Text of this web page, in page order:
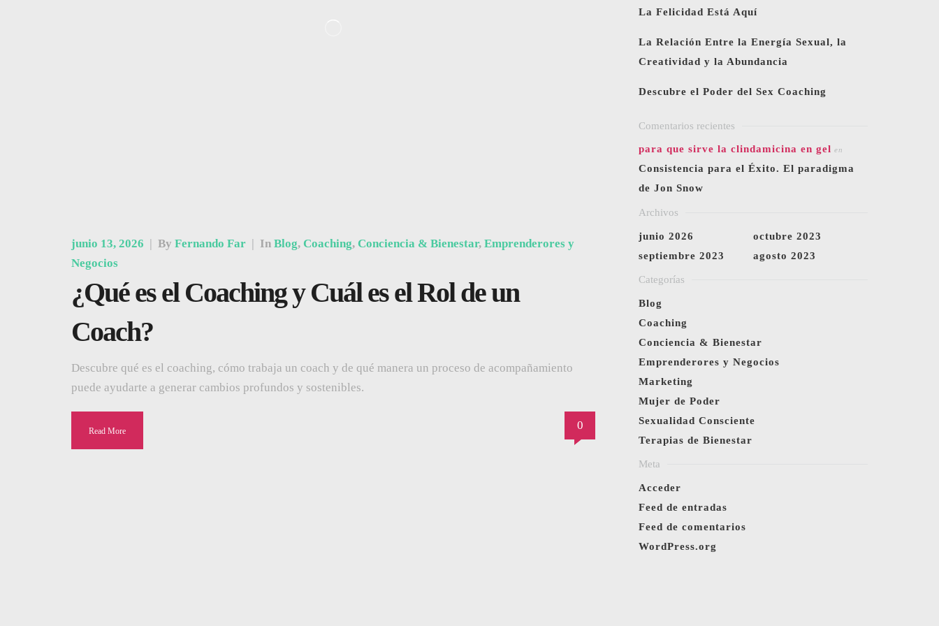
junio 13, 2026 | By Fernando Far | In Blog, Coaching, Conciencia & Bienestar, Emprenderores y
Negocios
¿Qué es el Coaching y Cuál es el Rol de un
Coach?
Descubre qué es el coaching, cómo trabaja un coach y de qué manera un proceso de acompañamiento
puede ayudarte a generar cambios profundos y sostenibles.
Read More 0
La Felicidad Está Aquí
La Relación Entre la Energía Sexual, la
Creatividad y la Abundancia
Descubre el Poder del Sex Coaching
Comentarios recientes
para que sirve la clindamicina en gel en
Consistencia para el Éxito. El paradigma
de Jon Snow
Archivos
junio 2026
octubre 2023
septiembre 2023
agosto 2023
Categorías
Blog
Coaching
Conciencia & Bienestar
Emprenderores y Negocios
Marketing
Mujer de Poder
Sexualidad Consciente
Terapias de Bienestar
Meta
Acceder
Feed de entradas
Feed de comentarios
WordPress.org